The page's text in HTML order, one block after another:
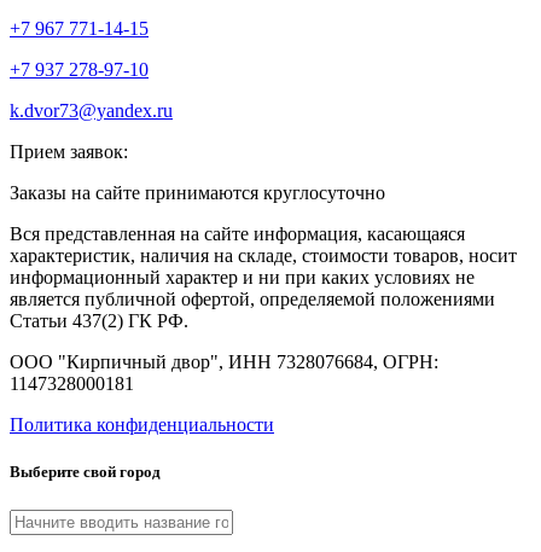
+7 967 771-14-15
+7 937 278-97-10
k.dvor73@yandex.ru
Прием заявок:
Заказы на сайте принимаются круглосуточно
Вся представленная на сайте информация, касающаяся
характеристик, наличия на складе, стоимости товаров, носит
информационный характер и ни при каких условиях не
является публичной офертой, определяемой положениями
Статьи 437(2) ГК РФ.
ООО "Кирпичный двор", ИНН 7328076684, ОГРН:
1147328000181
Политика конфиденциальности
Выберите свой город